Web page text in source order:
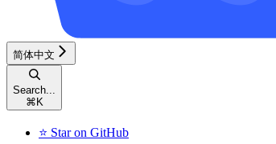
简体中文
Search...
⌘ K
⭐ Star on GitHub